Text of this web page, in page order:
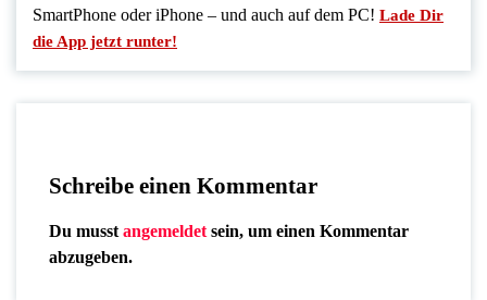
SmartPhone oder iPhone – und auch auf dem PC! Lade Dir
die App jetzt runter!
Schreibe einen Kommentar
Du musst angemeldet sein, um einen Kommentar
abzugeben.